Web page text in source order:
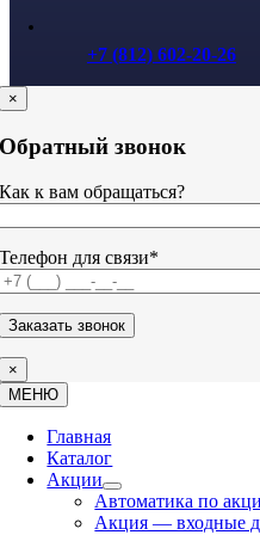
+7 (812) 602-20-26
×
Обратный звонок
Как к вам обращаться?
Телефон для связи*
×
МЕНЮ
Главная
Каталог
Акции
Автоматика по
Акция — входные